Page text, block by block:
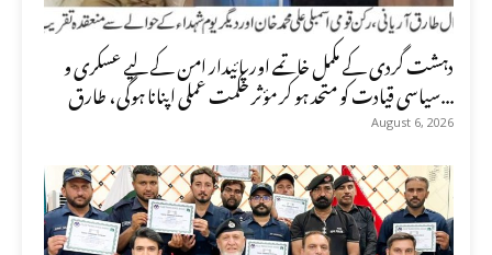
دہشت گردی کے مکمل خاتمے اور پائیدار امن کے لیے عسکری و
سیاسی قیادت کو متحد ہو کر مؤثر حکمت عملی اپنانا ہوگی، طارق...
August 6, 2026